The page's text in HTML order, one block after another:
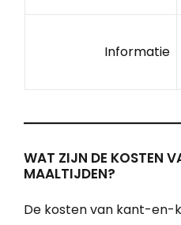
Informatie
WAT ZIJN DE KOSTEN
MAALTIJDEN?
De kosten van kant-en-